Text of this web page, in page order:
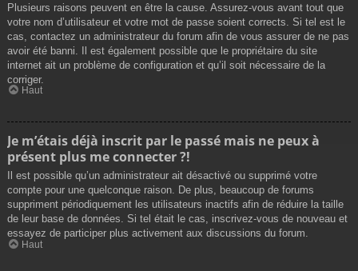
Plusieurs raisons peuvent en être la cause. Assurez-vous avant tout que
votre nom d’utilisateur et votre mot de passe soient corrects. Si tel est le
cas, contactez un administrateur du forum afin de vous assurer de ne pas
avoir été banni. Il est également possible que le propriétaire du site
internet ait un problème de configuration et qu’il soit nécessaire de la
corriger.
Haut
Je m’étais déjà inscrit par le passé mais ne peux à
présent plus me connecter ?!
Il est possible qu’un administrateur ait désactivé ou supprimé votre
compte pour une quelconque raison. De plus, beaucoup de forums
suppriment périodiquement les utilisateurs inactifs afin de réduire la taille
de leur base de données. Si tel était le cas, inscrivez-vous de nouveau et
essayez de participer plus activement aux discussions du forum.
Haut